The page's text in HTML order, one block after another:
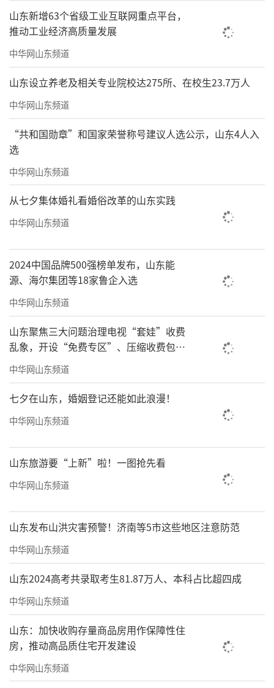
山东新增63个省级工业互联网重点平台，
推动工业经济高质量发展
中华网山东频道
山东设立养老及相关专业院校达275所、在校生23.7万人
中华网山东频道
“共和国勋章”和国家荣誉称号建议人选公示，山东4人入
选
中华网山东频道
从七夕集体婚礼看婚俗改革的山东实践
中华网山东频道
2024中国品牌500强榜单发布，山东能
源、海尔集团等18家鲁企入选
中华网山东频道
山东聚焦三大问题治理电视“套娃”收费
乱象，开设“免费专区”、压缩收费包比
例70%以上
中华网山东频道
七夕在山东，婚姻登记还能如此浪漫！
中华网山东频道
山东旅游要“上新”啦！一图抢先看
中华网山东频道
山东发布山洪灾害预警！济南等5市这些地区注意防范
中华网山东频道
山东2024高考共录取考生81.87万人、本科占比超四成
中华网山东频道
山东：加快收购存量商品房用作保障性住
房，推动高品质住宅开发建设
中华网山东频道